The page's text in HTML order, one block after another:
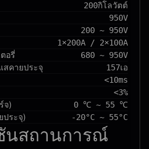
200กิโลวัตต์
950V
200 ~ 950V
1×200A / 2×100A
อรี่ 680 ~ 950V
สคายประจุ 157เอ
<10ms
<3%
จ) 0 ℃ ~ 55 ℃
ประจุ) -20°C ~ 55°C
นสถานการณ์